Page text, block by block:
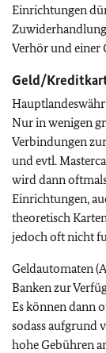
Einrichtungen
Verhör und einer
Geld/
Nur in wenigen
Verbindungen
und evtl.
wird dann
Einrichtungen,
theoretisch
jedoch oft nicht
Geldautomaten
Banken zur
Es können dann
sodass aufgrund
hohe Gebühren